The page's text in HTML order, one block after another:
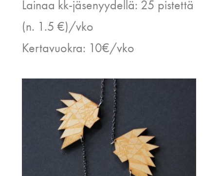
Lainaa kk-jäsenyydellä: 25 pistettä
(n. 1.5 €)/vko
Kertavuokra: 10€/vko